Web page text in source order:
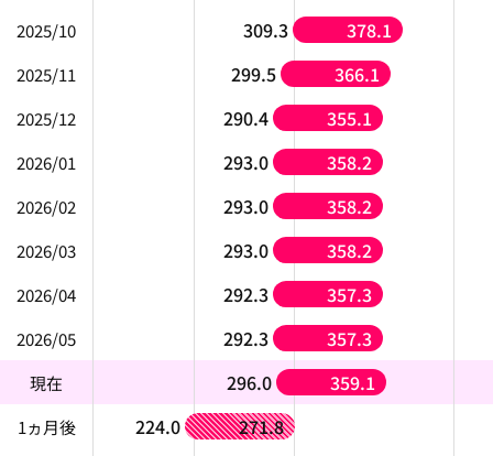
2025/10 309.3 378.1
2025/11 299.5 366.1
2025/12 290.4 355.1
2026/01 293.0 358.2
2026/02 293.0 358.2
2026/03 293.0 358.2
2026/04 292.3 357.3
2026/05 292.3 357.3
現在 296.0 359.1
1ヵ月後 224.0 271.8